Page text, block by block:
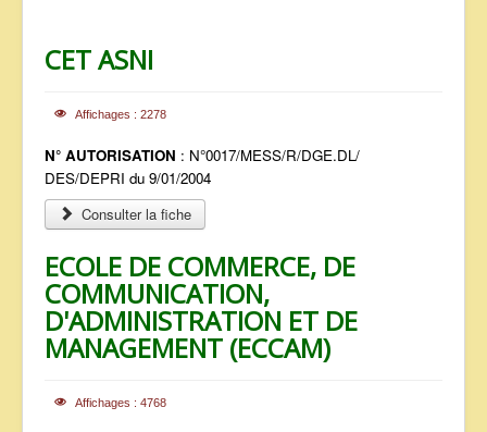
CET ASNI
Affichages : 2278
N° AUTORISATION : N°0017/MESS/R/DGE.DL/
DES/DEPRI du 9/01/2004
Consulter la fiche
ECOLE DE COMMERCE, DE
COMMUNICATION,
D'ADMINISTRATION ET DE
MANAGEMENT (ECCAM)
Affichages : 4768